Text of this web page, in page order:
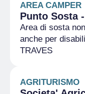
AREA CAMPER
Punto Sosta
Area di sosta
anche per
TRAVES
AGRITURISMO